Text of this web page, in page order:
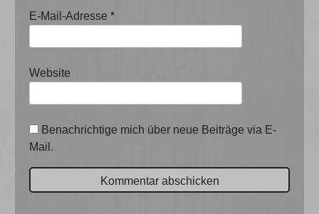
E-Mail-Adresse*
Website
Benachrichtige mich über neue Beiträge via E-
Mail.